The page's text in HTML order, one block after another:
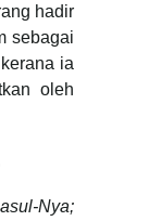
hadir
sebagai
ia
oleh
Nya;